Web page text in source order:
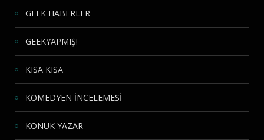
GEEK HABERLER
GEEKYAPMIŞ!
KISA KISA
KOMEDYEN İNCELEMESİ
KONUK YAZAR